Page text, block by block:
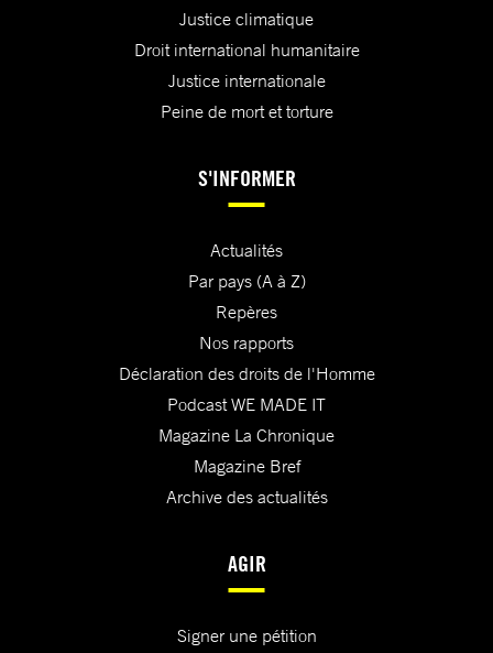
Justice climatique
Droit international humanitaire
Justice internationale
Peine de mort et torture
S'INFORMER
Actualités
Par pays (A à Z)
Repères
Nos rapports
Déclaration des droits de l'Homme
Podcast WE MADE IT
Magazine La Chronique
Magazine Bref
Archive des actualités
AGIR
Signer une pétition